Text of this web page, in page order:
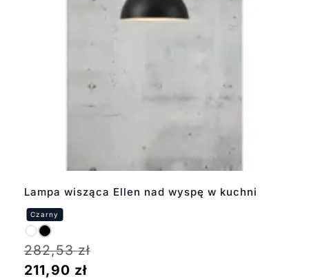
Lampa wisząca Ellen nad wyspę w kuchni
282,53zł
211,90 zł